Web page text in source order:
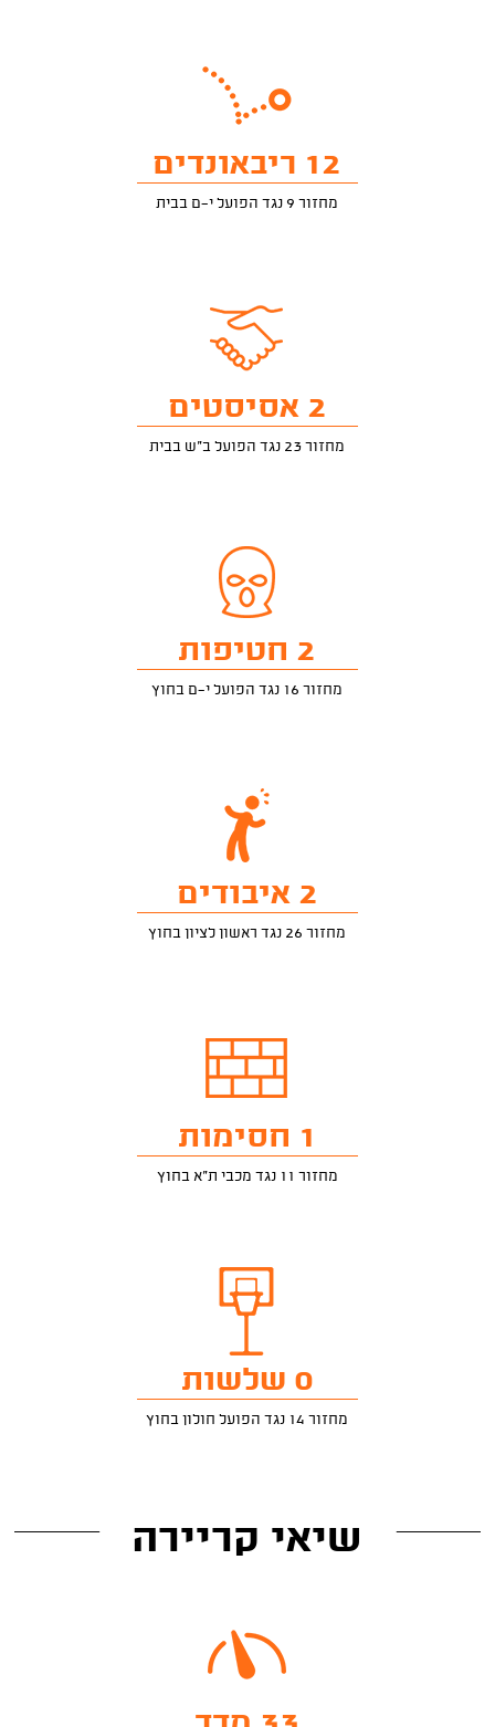
12 ריבאונדים
מחזור 9 נגד הפועל י-ם בבית
2 אסיסטים
מחזור 23 נגד הפועל ב"ש בבית
2 חטיפות
מחזור 16 נגד הפועל י-ם בחוץ
2 איבודים
מחזור 26 נגד ראשון לציון בחוץ
1 חסימות
מחזור 11 נגד מכבי ת"א בחוץ
0 שלשות
מחזור 14 נגד הפועל חולון בחוץ
שיאי קריירה